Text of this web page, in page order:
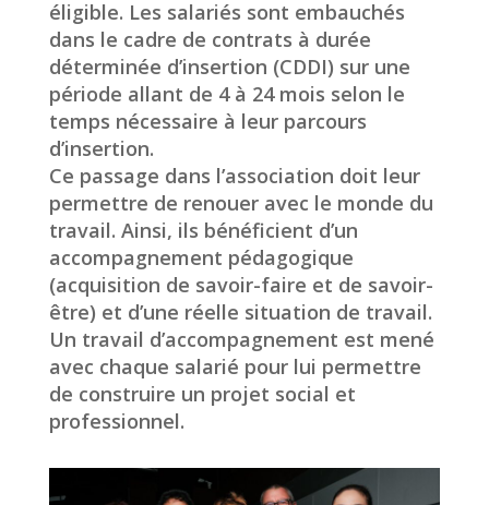
éligible. Les salariés sont embauchés
dans le cadre de contrats à durée
déterminée d’insertion (CDDI) sur une
période allant de 4 à 24 mois selon le
temps nécessaire à leur parcours
d’insertion.
Ce passage dans l’association doit leur
permettre de renouer avec le monde du
travail. Ainsi, ils bénéficient d’un
accompagnement pédagogique
(acquisition de savoir-faire et de savoir-
être) et d’une réelle situation de travail.
Un travail d’accompagnement est mené
avec chaque salarié pour lui permettre
de construire un projet social et
professionnel.